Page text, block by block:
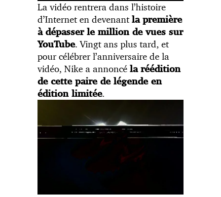
La vidéo rentrera dans l’histoire
d’Internet en devenantla première
à dépasser le million de vues sur
YouTube. Vingt ans plus tard, et
pour célébrer l’anniversaire de la
vidéo, Nike a annoncé la réédition
de cette paire de légende en
édition limitée.